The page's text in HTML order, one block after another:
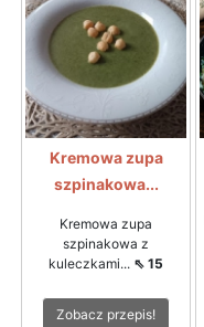
Kremowa zupa
szpinakowa...
Kremowa zupa
szpinakowa z
kuleczkami... ⇖ 15
Zobacz przepis!